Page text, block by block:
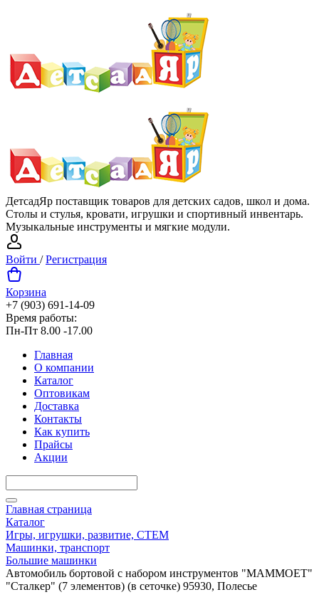
ДетсадЯр поставщик товаров для детских садов, школ и дома.
Столы и стулья, кровати, игрушки и спортивный инвентарь.
Музыкальные инструменты и мягкие модули.
Войти /Регистрация
Корзина
+7 (903) 691-14-09
Время работы:
Пн-Пт 8.00 -17.00
Главная
О компании
Каталог
Оптовикам
Доставка
Контакты
Как купить
Прайсы
Акции
Главная страница
Каталог
Игры, игрушки, развитие, СТЕМ
Машинки, транспорт
Большие машинки
Автомобиль бортовой с набором инструментов "MAMMOET"
"Сталкер" (7 элементов) (в сеточке) 95930, Полесье